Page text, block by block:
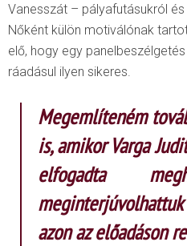
Vanesszát – pályafutásukról
Nőként külön motiválónak
elő, hogy egy
ráadásul ilyen sikeres.
Megemlíteném
is, amikor Varga
elfogadta
azon az előadáson